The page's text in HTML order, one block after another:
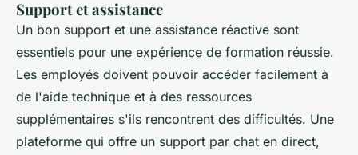
Support et assistance
Un bon support et une assistance réactive sont
essentiels pour une expérience de formation réussie.
Les employés doivent pouvoir accéder facilement à
de l'aide technique et à des ressources
supplémentaires s'ils rencontrent des difficultés. Une
plateforme qui offre un support par chat en direct,